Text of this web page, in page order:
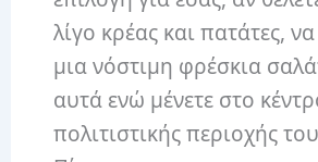
λίγο κρέας και πατάτες,
μια νόστιμη φρέσκια
αυτά ενώ μένετε στο
πολιτιστικής περιοχής του